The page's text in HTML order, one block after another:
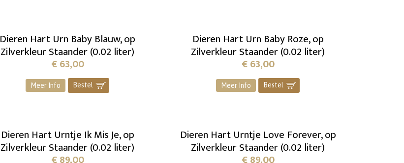
Dieren Hart Urn Baby Blauw, op
Zilverkleur Staander (0.02 liter)
€63,00
Meer Info Bestel ]
Dieren Hart Urn Baby Roze, op
Zilverkleur Staander (0.02 liter)
€63,00
Meer Info Bestel ]
Dieren Hart Urntje Ik Mis Je, op
Zilverkleur Staander (0.02 liter)
Dieren Hart Urntje Love Forever, op
Zilverkleur Staander (0.02 liter)